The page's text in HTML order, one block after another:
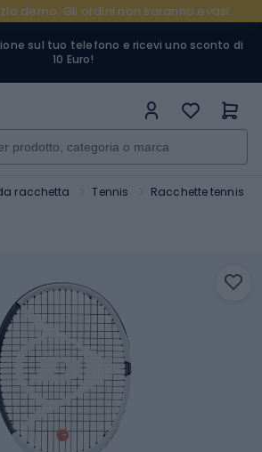
demo. Gli ordini non saranno evasi.
sul tuo telefono e ricevi uno sconto di
10 Euro!
racchetta Tennis Racchette tennis